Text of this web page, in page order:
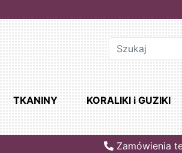
TKANINY KORALIKI i GUZIKI
Zamówienia